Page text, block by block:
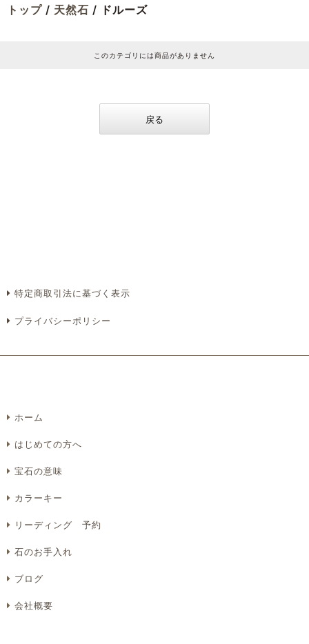
トップ / 天然石 / ドルーズ
このカテゴリには商品がありません
戻る
特定商取引法に基づく表示
プライバシーポリシー
ホーム
はじめての方へ
宝石の意味
カラーキー
リーディング 予約
石のお手入れ
ブログ
会社概要